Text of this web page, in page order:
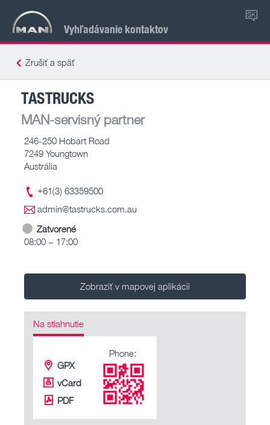
Vyhľadávanie kontaktov
SK
Zrušiť a späť
TASTRUCKS
MAN-servisný partner
246-250 Hobart Road
7249 Youngtown
Austrália
+61(3) 63359500
admin@tastrucks.com.au
Zatvorené
08:00 – 17:00
Zobraziť v mapovej aplikácii
Na stiahnutie
GPX
vCard
PDF
Phone: